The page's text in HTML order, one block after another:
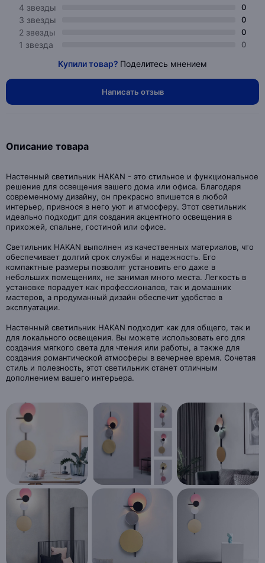
4 звезды 0
3 звезды 0
2 звезды 0
1 звезда 0
Купили товар? Поделитесь мнением
Написать отзыв
Описание товара
Настенный светильник HAKAN - это стильное и функциональное
решение для освещения вашего дома или офиса. Благодаря
современному дизайну, он прекрасно впишется в любой
интерьер, привнося в него уют и атмосферу. Этот светильник
идеально подходит для создания акцентного освещения в
прихожей, спальне, гостиной или офисе.
Светильник HAKAN выполнен из качественных материалов, что
обеспечивает долгий срок службы и надежность. Его
компактные размеры позволят установить его даже в
небольших помещениях, не занимая много места. Легкость в
установке порадует как профессионалов, так и домашних
мастеров, а продуманный дизайн обеспечит удобство в
эксплуатации.
Настенный светильник HAKAN подходит как для общего, так и
для локального освещения. Вы можете использовать его для
создания мягкого света для чтения или работы, а также для
создания романтической атмосферы в вечернее время. Сочетая
стиль и полезность, этот светильник станет отличным
дополнением вашего интерьера.